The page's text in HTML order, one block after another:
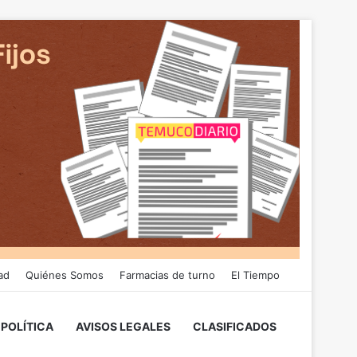
Quiénes Somos Farmacias de turno El Tiempo
POLÍTICA AVISOS LEGALES CLASIFICADOS